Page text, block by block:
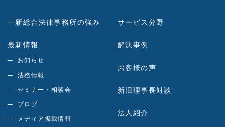
一新総合法律事務所の強み
最新情報
お知らせ
法務情報
セミナー・相談会
ブログ
メディア掲載情報
サービス分野
解決事例
お客様の声
新旧理事長対談
法人紹介